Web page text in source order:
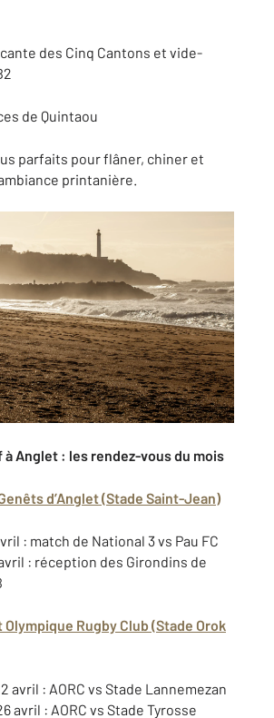
des Cinq Cantons et vide-
de Quintaou
parfaits pour flâner, chiner et
printanière.
Anglet : les rendez-vous du mois
d’Anglet (Stade Saint-Jean)
: match de National 3 vs Pau FC
: réception des Girondins de
Olympique Rugby Club (Stade Orok
avril : AORC vs Stade Lannemezan
avril : AORC vs Stade Tyrosse